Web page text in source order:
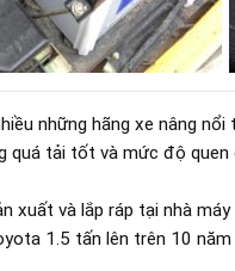
những hãng xe nâng
quá tải tốt và mức độ
xuất và lắp ráp tại nhà
1.5 tấn lên trên 10 năm